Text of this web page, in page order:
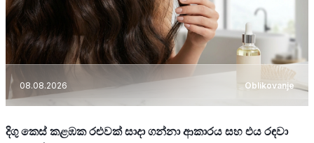
08.08.2026 Oblikovanje
දිගු කෙස් කළඹක රළුවක් සාදා ගන්නා ආකාරය සහ එය රඳවා